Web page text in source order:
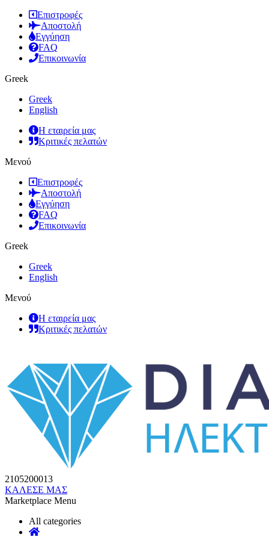
Επιστροφές
Αποστολή
Εγγύηση
FAQ
Επικοινωνία
Greek
Greek
English
Η εταιρεία μας
Κριτικές πελατών
Μενού
Επιστροφές
Αποστολή
Εγγύηση
FAQ
Επικοινωνία
Greek
Greek
English
Μενού
Η εταιρεία μας
Κριτικές πελατών
2105200013
ΚΑΛΕΣΕ ΜΑΣ
Marketplace Menu
All categories